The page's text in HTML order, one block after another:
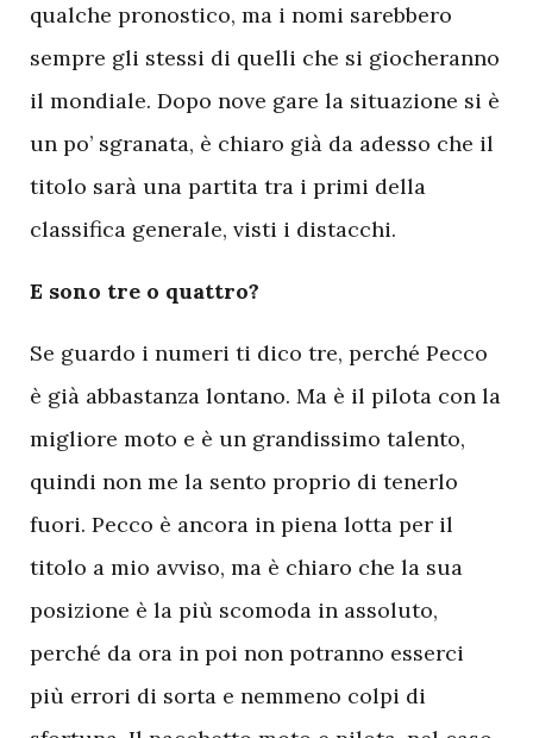
qualche pronostico, ma i nomi sarebbero
sempre gli stessi di quelli che si giocheranno
il mondiale. Dopo nove gare la situazione si è
un po’ sgranata, è chiaro già da adesso che il
titolo sarà una partita tra i primi della
classifica generale, visti i distacchi.
E sono tre o quattro?
Se guardo i numeri ti dico tre, perché Pecco
è già abbastanza lontano. Ma è il pilota con la
migliore moto e è un grandissimo talento,
quindi non me la sento proprio di tenerlo
fuori. Pecco è ancora in piena lotta per il
titolo a mio avviso, ma è chiaro che la sua
posizione è la più scomoda in assoluto,
perché da ora in poi non potranno esserci
più errori di sorta e nemmeno colpi di